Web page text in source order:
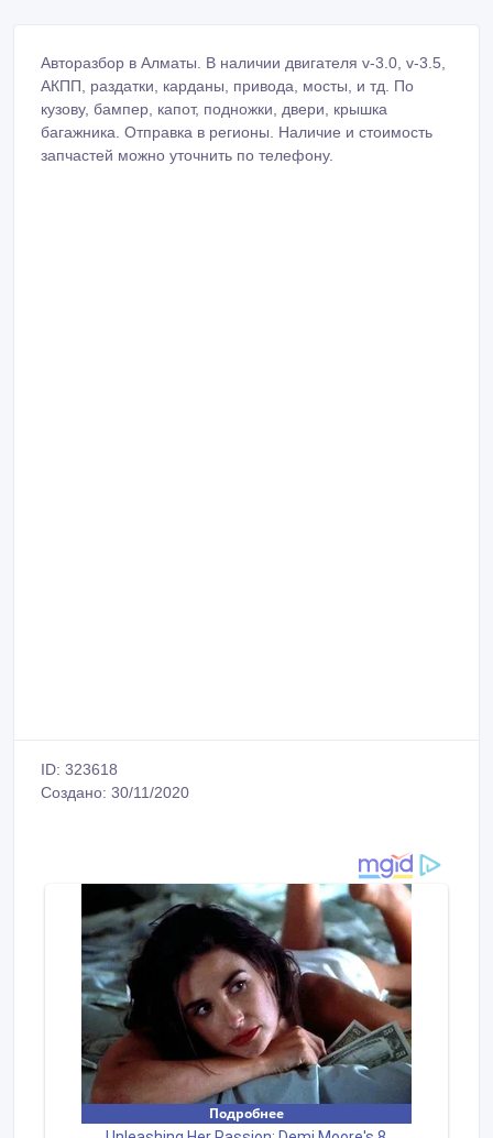
Авторазбор в Алматы. В наличии двигателя v-3.0, v-3.5,
АКПП, раздатки, карданы, привода, мосты, и тд. По
кузову, бампер, капот, подножки, двери, крышка
багажника. Отправка в регионы. Наличие и стоимость
запчастей можно уточнить по телефону.
ID: 323618
Создано: 30/11/2020